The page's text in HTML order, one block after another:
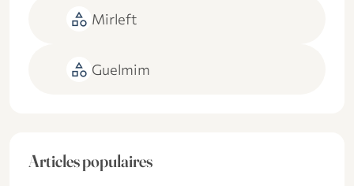
category Mirleft
category Guelmim
Articles populaires